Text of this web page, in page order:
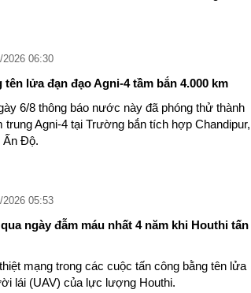
2026 06:30
lửa đạn đạo Agni-4 tầm bắn 4.000 km
6/8 thông báo nước này đã phóng thử thành
trung Agni-4 tại Trường bắn tích hợp Chandipur,
Ấn Độ.
2026 05:53
ngày đẫm máu nhất 4 năm khi Houthi tấn
mạng trong các cuộc tấn công bằng tên lửa
lái (UAV) của lực lượng Houthi.